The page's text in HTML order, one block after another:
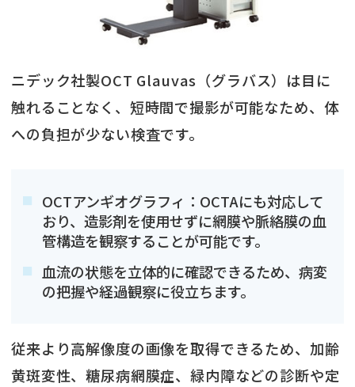
ニデック社製OCT Glauvas（グラバス）は目に
触れることなく、短時間で撮影が可能なため、体
への負担が少ない検査です。
OCTアンギオグラフィ：OCTAにも対応して
おり、造影剤を使用せずに網膜や脈絡膜の血
管構造を観察することが可能です。
血流の状態を立体的に確認できるため、病変
の把握や経過観察に役立ちます。
従来より高解像度の画像を取得できるため、加齢
黄斑変性、糖尿病網膜症、緑内障などの診断や定